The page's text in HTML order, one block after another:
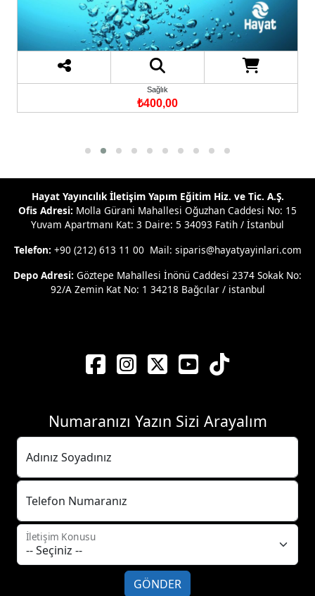
Sağlık
₺400,00
Hayat Yayıncılık İletişim Yapım Eğitim Hiz. ve Tic. A.Ş.
Ofis Adresi: Molla Gürani Mahallesi Oğuzhan Caddesi No: 15
Yuvam Apartmanı Kat: 3 Daire: 5 34093 Fatih / İstanbul
Telefon: +90 (212) 613 11 00 Mail: siparis@hayatyayinlari.com
Depo Adresi: Göztepe Mahallesi İnönü Caddesi 2374 Sokak No:
92/A Zemin Kat No: 1 34218 Bağcılar / istanbul
Numaranızı Yazın Sizi Arayalım
Adınız Soyadınız
Telefon Numaranız
İletişim Konusu
GÖNDER